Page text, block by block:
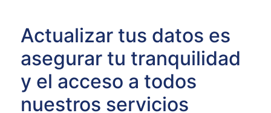
Actualizar tus datos es
asegurar tu tranquilidad
y el acceso a todos
nuestros servicios